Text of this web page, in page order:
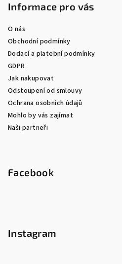
Informace pro vás
O nás
Obchodní podmínky
Dodací a platební podmínky
GDPR
Jak nakupovat
Odstoupení od smlouvy
Ochrana osobních údajů
Mohlo by vás zajímat
Naši partneři
Facebook
Instagram